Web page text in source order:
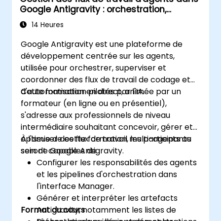
Google Antigravity : orchestration,
planification et artefacts
14 Heures
Google Antigravity est une plateforme de
développement centrée sur les agents,
utilisée pour orchestrer, superviser et
coordonner des flux de travail de codage et
d'automatisation pilotés par l'IA.
Cette formation en direct, animée par un
formateur (en ligne ou en présentiel),
s'adresse aux professionnels de niveau
intermédiaire souhaitant concevoir, gérer et
optimiser des flux de travail multi-agents au
sein de Google Antigravity.
À l'issue de cette formation, les participants
seront capables de :
Configurer les responsabilités des agents
et les pipelines d'orchestration dans
l'interface Manager.
Générer et interpréter les artefacts
Antigravity, notamment les listes de
Format du cours